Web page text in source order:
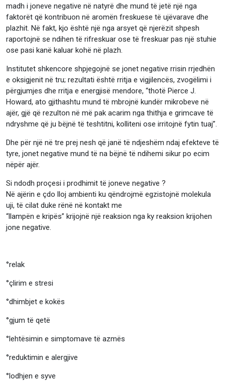
madh i joneve negative në natyrë dhe mund të jetë një nga
faktorët që kontribuon në aromën freskuese të ujëvarave dhe
plazhit. Në fakt, kjo është një nga arsyet që njerëzit shpesh
raportojnë se ndihen të rifreskuar ose të freskuar pas një stuhie
ose pasi kanë kaluar kohë në plazh.
Institutet shkencore shpjegojnë se jonet negative rrisin rrjedhën
e oksigjenit në tru; rezultati është rritja e vigjilencës, zvogëlimi i
përgjumjes dhe rritja e energjisë mendore, “thotë Pierce J.
Howard, ato gjithashtu mund të mbrojnë kundër mikrobeve në
ajër, gjë që rezulton në më pak acarim nga thithja e grimcave të
ndryshme që ju bëjnë të teshtitni, kolliteni ose irritojnë fytin tuaj”.
Dhe për një në tre prej nesh që janë të ndjeshëm ndaj efekteve të
tyre, jonet negative mund të na bëjnë të ndihemi sikur po ecim
nëpër ajër.
Si ndodh proçesi i prodhimit të joneve negative ?
Në ajërin e çdo lloj ambienti ku qëndrojmë egzistojnë molekula
uji, të cilat duke rënë në kontakt me
“llampën e kripës” krijojnë një reaksion nga ky reaksion krijohen
jone negative.
°relak⠀⠀
°çlirim e stresi ⠀⠀⠀
°dhimbjet e kokës
°gjum të qetë⠀⠀⠀
°lehtësimin e simptomave të azmës⠀⠀⠀
°reduktimin e alergjive
°lodhjen e syve ⠀⠀⠀